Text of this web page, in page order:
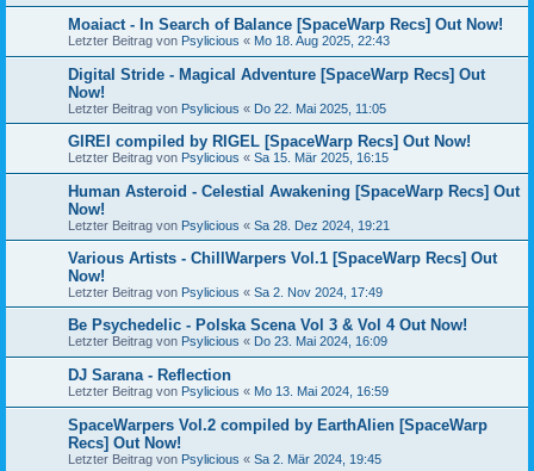
Moaiact - In Search of Balance [SpaceWarp Recs] Out Now!
Letzter Beitrag von Psylicious « Mo 18. Aug 2025, 22:43
Digital Stride - Magical Adventure [SpaceWarp Recs] Out
Now!
Letzter Beitrag von Psylicious « Do 22. Mai 2025, 11:05
GIREI compiled by RIGEL [SpaceWarp Recs] Out Now!
Letzter Beitrag von Psylicious « Sa 15. Mär 2025, 16:15
Human Asteroid - Celestial Awakening [SpaceWarp Recs] Out
Now!
Letzter Beitrag von Psylicious « Sa 28. Dez 2024, 19:21
Various Artists - ChillWarpers Vol.1 [SpaceWarp Recs] Out
Now!
Letzter Beitrag von Psylicious « Sa 2. Nov 2024, 17:49
Be Psychedelic - Polska Scena Vol 3 & Vol 4 Out Now!
Letzter Beitrag von Psylicious « Do 23. Mai 2024, 16:09
DJ Sarana - Reflection
Letzter Beitrag von Psylicious « Mo 13. Mai 2024, 16:59
SpaceWarpers Vol.2 compiled by EarthAlien [SpaceWarp
Recs] Out Now!
Letzter Beitrag von Psylicious « Sa 2. Mär 2024, 19:45